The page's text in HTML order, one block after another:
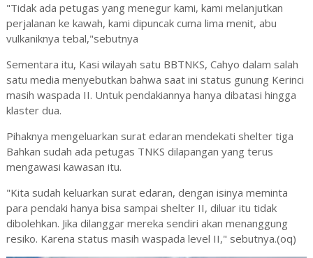
"Tidak ada petugas yang menegur kami, kami melanjutkan
perjalanan ke kawah, kami dipuncak cuma lima menit, abu
vulkaniknya tebal,"sebutnya
Sementara itu, Kasi wilayah satu BBTNKS, Cahyo dalam salah
satu media menyebutkan bahwa saat ini status gunung Kerinci
masih waspada II. Untuk pendakiannya hanya dibatasi hingga
klaster dua.
Pihaknya mengeluarkan surat edaran mendekati shelter tiga
Bahkan sudah ada petugas TNKS dilapangan yang terus
mengawasi kawasan itu.
"Kita sudah keluarkan surat edaran, dengan isinya meminta
para pendaki hanya bisa sampai shelter II, diluar itu tidak
dibolehkan. Jika dilanggar mereka sendiri akan menanggung
resiko. Karena status masih waspada level II," sebutnya.(oq)